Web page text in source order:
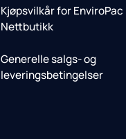
Kjøpsvilkår for EnviroPac
Nettbutikk
Generelle salgs- og
leveringsbetingelser